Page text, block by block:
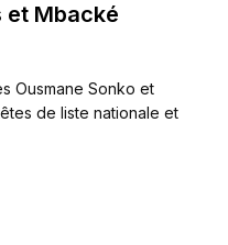
et Mbacké
Ousmane Sonko et
de liste nationale et